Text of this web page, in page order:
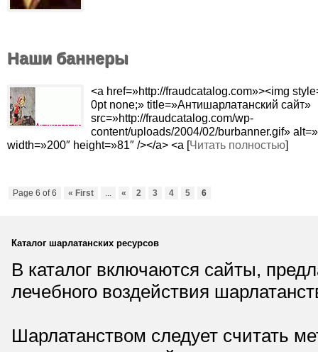
Наши баннеры
<a href=»http://fraudcatalog.com»><img
0pt none;» title=»Антишарлатанский сайт»
src=»http://fraudcatalog.com/wp-
content/uploads/2004/02/burbanner.gif»
width=»200″ height=»81″ /></a> <a [Читать полностью]
Page 6 of 6 « First ... « 2 3 4 5 6
Каталог шарлатанских ресурсов
В каталог включаются сайты,
лечебного воздействия
Шарлатанством следует считать